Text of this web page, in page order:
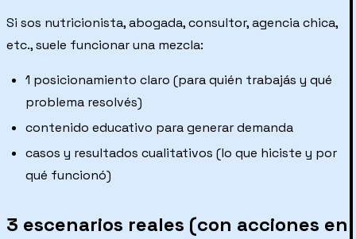
Si sos nutricionista, abogada, consultor, agencia chica,
etc., suele funcionar una mezcla:
1 posicionamiento claro (para quién trabajás y qué
problema resolvés)
contenido educativo para generar demanda
casos y resultados cualitativos (lo que hiciste y por
qué funcionó)
3 escenarios reales (con acciones en